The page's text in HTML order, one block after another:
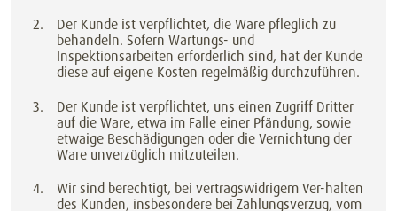
Der Kunde ist verpflichtet, die Ware pfleglich zu
behandeln. Sofern Wartungs- und
Inspektionsarbeiten erforderlich sind, hat der Kunde
diese auf eigene Kosten regelmäßig durchzuführen.
Der Kunde ist verpflichtet, uns einen Zugriff Dritter
auf die Ware, etwa im Falle einer Pfändung, sowie
etwaige Beschädigungen oder die Vernichtung der
Ware unverzüglich mitzuteilen.
Wir sind berechtigt, bei vertragswidrigem Ver-halten
des Kunden, insbesondere bei Zahlungsverzug, vom